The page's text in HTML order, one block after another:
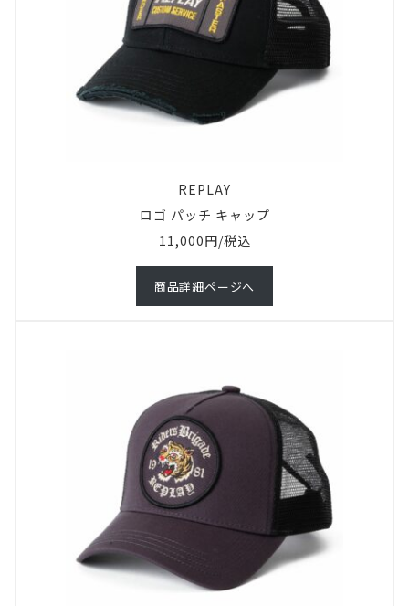
REPLAY
ロゴ パッチ キャップ
11,000円/税込
商品詳細ページへ